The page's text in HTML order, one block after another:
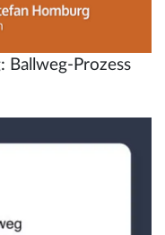
Prozess